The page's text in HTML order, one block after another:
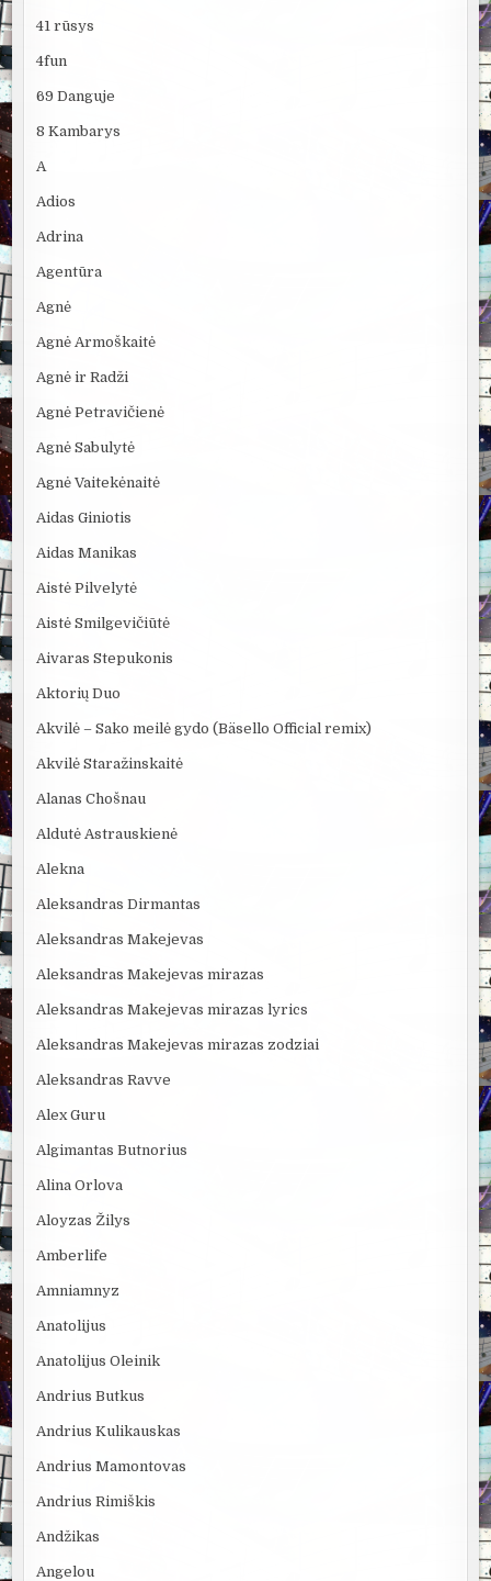
41 rūsys
4fun
69 Danguje
8 Kambarys
A
Adios
Adrina
Agentūra
Agnė
Agnė Armoškaitė
Agnė ir Radži
Agnė Petravičienė
Agnė Sabulytė
Agnė Vaitekėnaitė
Aidas Giniotis
Aidas Manikas
Aistė Pilvelytė
Aistė Smilgevičiūtė
Aivaras Stepukonis
Aktorių Duo
Akvilė – Sako meilė gydo (Bäsello Official remix)
Akvilė Staražinskaitė
Alanas Chošnau
Aldutė Astrauskienė
Alekna
Aleksandras Dirmantas
Aleksandras Makejevas
Aleksandras Makejevas mirazas
Aleksandras Makejevas mirazas lyrics
Aleksandras Makejevas mirazas zodziai
Aleksandras Ravve
Alex Guru
Algimantas Butnorius
Alina Orlova
Aloyzas Žilys
Amberlife
Amniamnyz
Anatolijus
Anatolijus Oleinik
Andrius Butkus
Andrius Kulikauskas
Andrius Mamontovas
Andrius Rimiškis
Andžikas
Angelou